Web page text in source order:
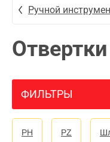
Ручной
ФИЛЬТРЫ
PH PZ